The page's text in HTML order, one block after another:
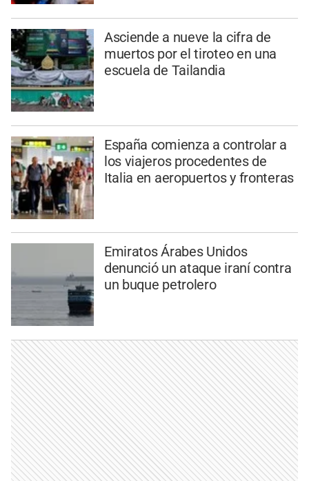
Asciende a nueve la cifra de
muertos por el tiroteo en una
escuela de Tailandia
España comienza a controlar a
los viajeros procedentes de
Italia en aeropuertos y fronteras
Emiratos Árabes Unidos
denunció un ataque iraní contra
un buque petrolero